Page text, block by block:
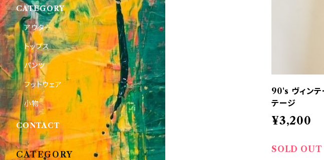
90's ヴィンテ
テージ
¥3,200
SOLD OUT
CATEGORY
アウター
トップス
パンツ
フットウェア
小物
CONTACT
CATEGORY